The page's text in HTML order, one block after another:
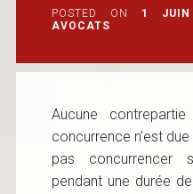
POSTED ON 1 JUIN
AVOCATS
Aucune
concurrence n’est
pas concurrencer
pendant une durée